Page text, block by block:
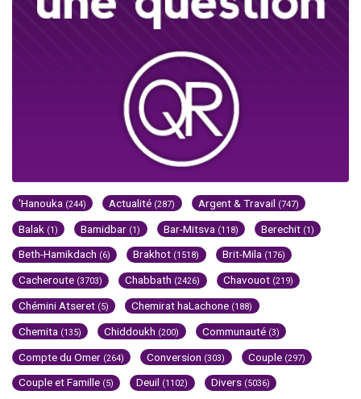
'Hanouka (244) Actualité (287) Argent & Travail (747)
Balak (1) Bamidbar (1) Bar-Mitsva (118) Berechit (1)
Beth-Hamikdach (6) Brakhot (1518) Brit-Mila (176)
Cacheroute (3703) Chabbath (2426) Chavouot (219)
Chémini Atseret (5) Chemirat haLachone (188)
Chemita (135) Chiddoukh (200) Communauté (3)
Compte du Omer (264) Conversion (303) Couple (297)
Couple et Famille (5) Deuil (1102) Divers (5036)